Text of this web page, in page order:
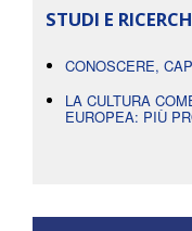
STUDI E
CONOSCERE,
LA CULTURA
EUROPEA: PIÙ